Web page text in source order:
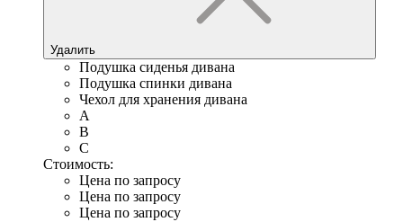
Удалить
Подушка сиденья дивана
Подушка спинки дивана
Чехол для хранения дивана
A
B
C
Стоимость:
Цена по запросу
Цена по запросу
Цена по запросу